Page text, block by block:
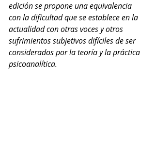
edición se propone una equivalencia
con la dificultad que se establece en la
actualidad con otras voces y otros
sufrimientos subjetivos difíciles de ser
considerados por la teoría y la práctica
psicoanalítica.